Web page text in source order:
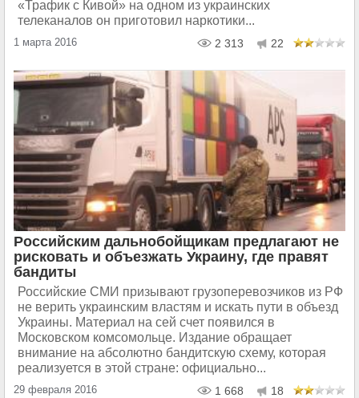
«Трафик с Кивой» на одном из украинских
телеканалов он приготовил наркотики...
1 марта 2016 2 313 22
Российским дальнобойщикам предлагают не
рисковать и объезжать Украину, где правят
бандиты
Российские СМИ призывают грузоперевозчиков из РФ
не верить украинским властям и искать пути в объезд
Украины. Материал на сей счет появился в
Московском комсомольце. Издание обращает
внимание на абсолютно бандитскую схему, которая
реализуется в этой стране: официально...
29 февраля 2016 1 668 18